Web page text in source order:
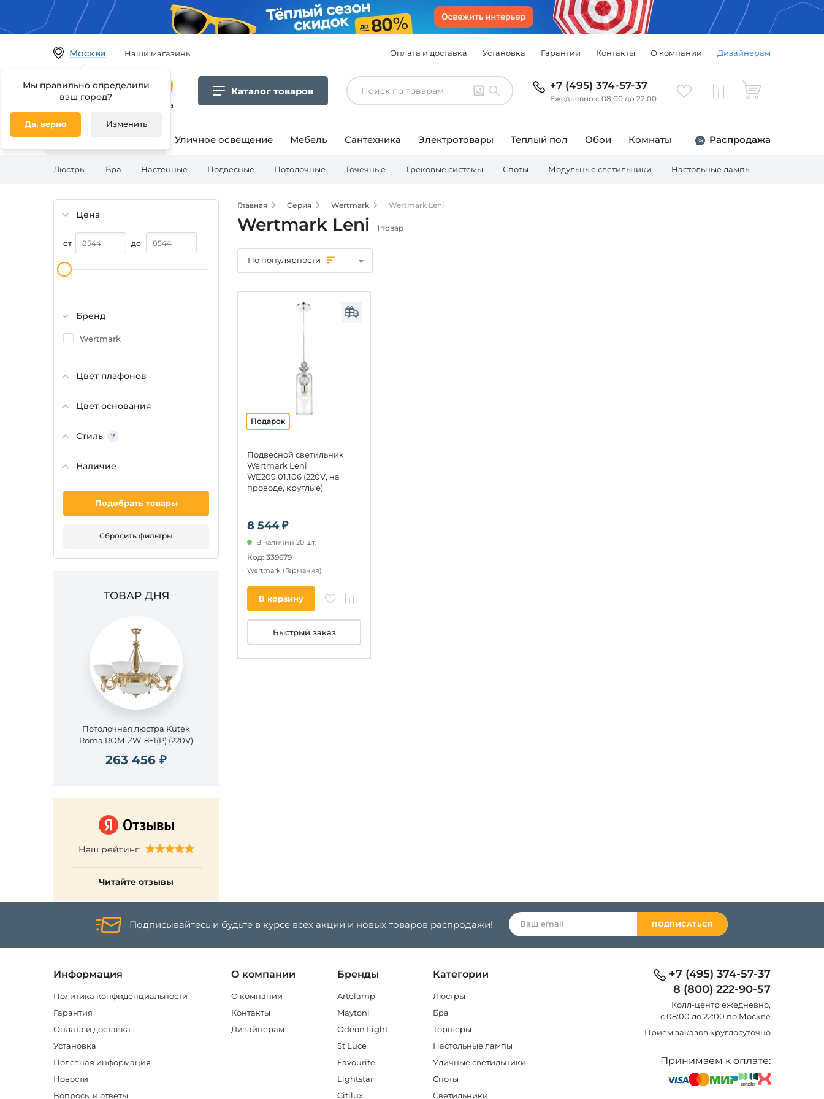
Москва
Мы правильно определили
ваш город?
Да, верно Изменить
Наши магазины Оплата и доставка Установка Гарантии Контакты О компании Дизайнерам
Гипермаркет товаров для дома
Каталог товаров +7 (495) 374-57-37
Ежедневно с 08.00 до 22.00
Освещение для дома Уличное освещение Мебель Сантехника Электротовары Теплый пол Обои Комнаты Распродажа
Люстры Бра Настенные Подвесные Потолочные Точечные Трековые системы Споты Модульные светильники Настольные лампы
Цена
от до
Бренд
Wertmark
Цвет плафонов
Цвет основания
Стиль
Наличие
Подобрать товары
Сбросить фильтры
ТОВАР ДНЯ
Потолочная люстра Kutek
Roma ROM-ZW-8+1(P) (220V)
263 456 ₽
Наш рейтинг:
Читайте отзывы
Главная Серия Wertmark Wertmark Leni
Wertmark Leni 1 товар
По популярности
8 544 ₽
Подвесной светильник
Wertmark Leni
WE209.01.106 (220V, на
проводе, круглые)
В наличии 20 шт.
Код: 339679
Wertmark (Германия)
В корзину
Быстрый заказ
Подписывайтесь и будьте в курсе всех акций и новых товаров распродажи! ПОДПИСАТЬСЯ
Информация
Политика конфиденциальности
Гарантия
Оплата и доставка
Установка
Полезная информация
Новости
Вопросы и ответы
О компании
О компании
Контакты
Дизайнерам
Бренды
Artelamp
Maytoni
Odeon Light
St Luce
Favourite
Lightstar
Citilux
Категории
Люстры
Бра
Торшеры
Настольные лампы
Уличные светильники
Споты
Светильники
+7 (495) 374-57-37
8 (800) 222-90-57
Колл-центр eжедневно,
с 08:00 до 22:00 по Москве
Прием заказов круглосуточно
Принимаем к оплате: